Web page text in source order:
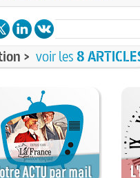
> voir les8